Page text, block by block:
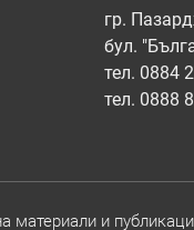
гр.
бул.
тел. 0884
тел. 0888
и